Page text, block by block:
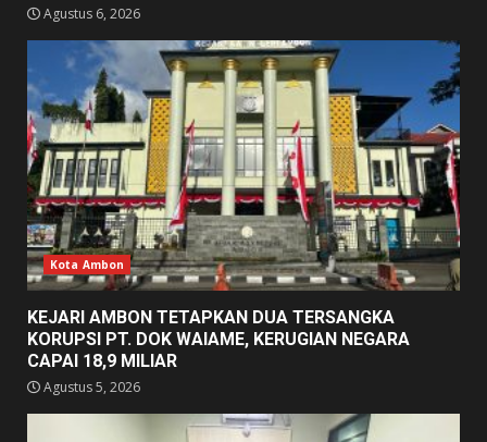
Agustus 6, 2026
Kota Ambon
KEJARI AMBON TETAPKAN DUA TERSANGKA
KORUPSI PT. DOK WAIAME, KERUGIAN NEGARA
CAPAI 18,9 MILIAR
Agustus 5, 2026